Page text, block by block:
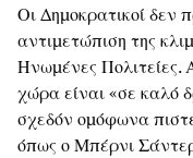
Οι Δημοκρατικοί δεν
αντιμετώπιση της
Ηνωμένες Πολιτείες.
χώρα είναι «σε καλό
σχεδόν ομόφωνα
όπως ο Μπέρνι